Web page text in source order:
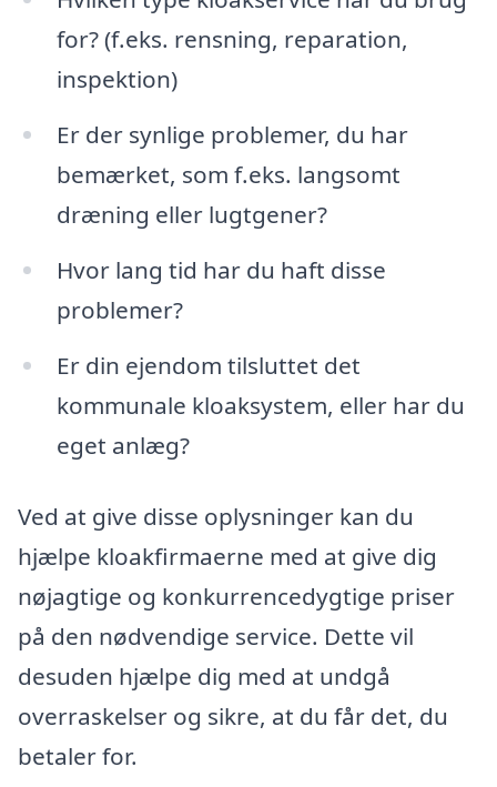
for? (f.eks. rensning, reparation,
inspektion)
Er der synlige problemer, du har
bemærket, som f.eks. langsomt
dræning eller lugtgener?
Hvor lang tid har du haft disse
problemer?
Er din ejendom tilsluttet det
kommunale kloaksystem, eller har du
eget anlæg?
Ved at give disse oplysninger kan du
hjælpe kloakfirmaerne med at give dig
nøjagtige og konkurrencedygtige priser
på den nødvendige service. Dette vil
desuden hjælpe dig med at undgå
overraskelser og sikre, at du får det, du
betaler for.